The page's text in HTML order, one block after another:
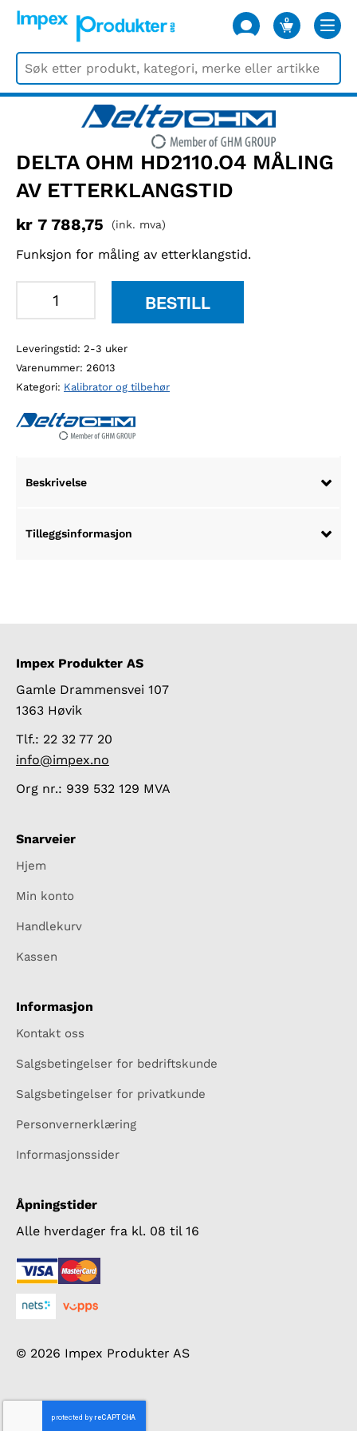
0
VARER
DELTA OHM HD2110.O4 MÅLING
AV ETTERKLANGSTID
kr 7 788,75 (ink. mva)
Funksjon for måling av etterklangstid.
måling
av
etterklangstid
antall
BESTILL
Leveringstid: 2-3 uker
Varenummer: 26013
Kategori: Kalibrator og tilbehør
Beskrivelse
Tilleggsinformasjon
Impex Produkter AS
Gamle Drammensvei 107
1363 Høvik
Tlf.: 22 32 77 20
info@impex.no
Org nr.: 939 532 129 MVA
Snarveier
Hjem
Min konto
Handlekurv
Kassen
Informasjon
Kontakt oss
Salgsbetingelser for bedriftskunde
Salgsbetingelser for privatkunde
Personvernerklæring
Informasjonssider
Åpningstider
Alle hverdager fra kl. 08 til 16
© 2026 Impex Produkter AS